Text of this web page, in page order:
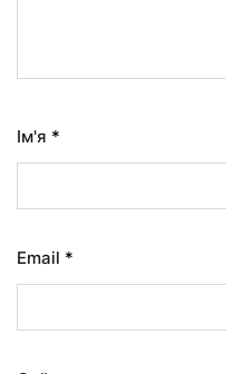
Ім'я *
Email *